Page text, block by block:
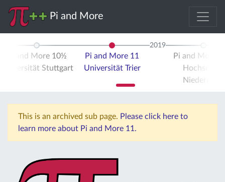
Pi and More
Pi and More 10½
Universität Stuttgart
Pi and More 11
Universität Trier
2019
Pi and More
Hochschule
Niederrhein
This is an archived sub page. Please click here to
learn more about Pi and More 11.